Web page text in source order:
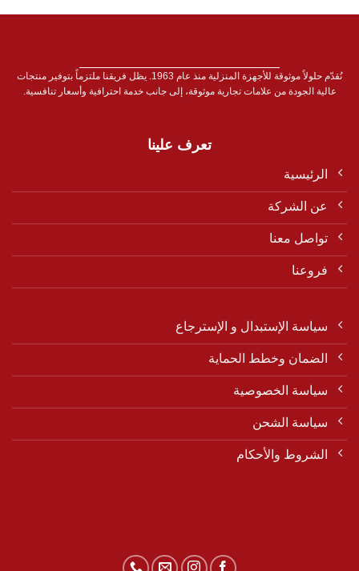
نُقدّم حلولاً موثوقة للأجهزة المنزلية منذ عام 1963. يظل فريقنا ملتزماً بتوفير منتجات
عالية الجودة من علامات تجارية موثوقة، إلى جانب خدمة احترافية وأسعار تنافسية.
تعرف علينا
الرئيسية
عن الشركة
تواصل معنا
فروعنا
سياسة الإستبدال و الإسترجاع
الضمان وخطط الحماية
سياسة الخصوصية
سياسة الشحن
الشروط والأحكام